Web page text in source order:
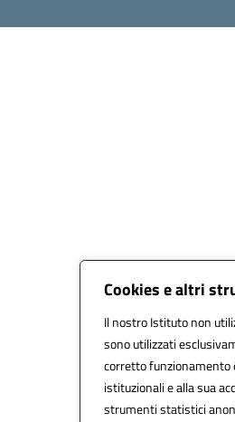
Cookies e altri
Il nostro Istituto non
sono utilizzati
corretto funzionamento
istituzionali e alla sua
strumenti statistici